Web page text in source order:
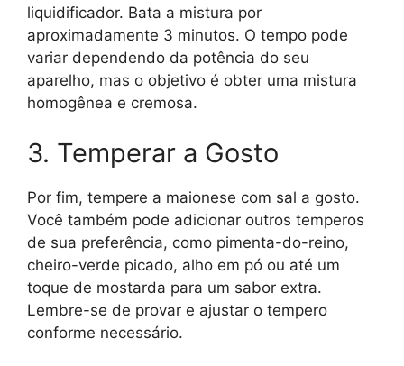
liquidificador. Bata a mistura por
aproximadamente 3 minutos. O tempo pode
variar dependendo da potência do seu
aparelho, mas o objetivo é obter uma mistura
homogênea e cremosa.
3. Temperar a Gosto
Por fim, tempere a maionese com sal a gosto.
Você também pode adicionar outros temperos
de sua preferência, como pimenta-do-reino,
cheiro-verde picado, alho em pó ou até um
toque de mostarda para um sabor extra.
Lembre-se de provar e ajustar o tempero
conforme necessário.